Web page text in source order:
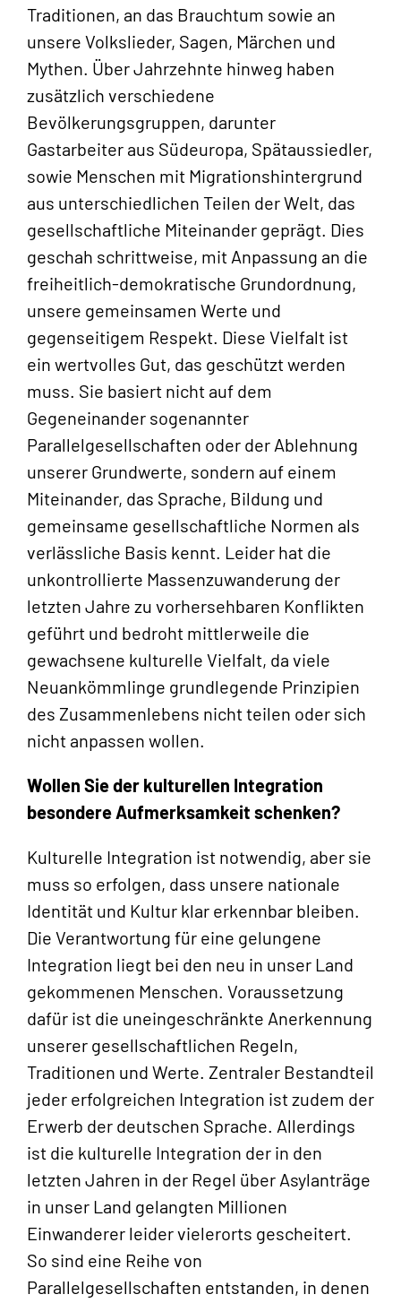
Traditionen, an das Brauchtum sowie an
unsere Volkslieder, Sagen, Märchen und
Mythen. Über Jahrzehnte hinweg haben
zusätzlich verschiedene
Bevölkerungsgruppen, darunter
Gastarbeiter aus Südeuropa, Spätaussiedler,
sowie Menschen mit Migrationshintergrund
aus unterschiedlichen Teilen der Welt, das
gesellschaftliche Miteinander geprägt. Dies
geschah schrittweise, mit Anpassung an die
freiheitlich-demokratische Grundordnung,
unsere gemeinsamen Werte und
gegenseitigem Respekt. Diese Vielfalt ist
ein wertvolles Gut, das geschützt werden
muss. Sie basiert nicht auf dem
Gegeneinander sogenannter
Parallelgesellschaften oder der Ablehnung
unserer Grundwerte, sondern auf einem
Miteinander, das Sprache, Bildung und
gemeinsame gesellschaftliche Normen als
verlässliche Basis kennt. Leider hat die
unkontrollierte Massenzuwanderung der
letzten Jahre zu vorhersehbaren Konflikten
geführt und bedroht mittlerweile die
gewachsene kulturelle Vielfalt, da viele
Neuankömmlinge grundlegende Prinzipien
des Zusammenlebens nicht teilen oder sich
nicht anpassen wollen.
Wollen Sie der kulturellen Integration
besondere Aufmerksamkeit schenken?
Kulturelle Integration ist notwendig, aber sie
muss so erfolgen, dass unsere nationale
Identität und Kultur klar erkennbar bleiben.
Die Verantwortung für eine gelungene
Integration liegt bei den neu in unser Land
gekommenen Menschen. Voraussetzung
dafür ist die uneingeschränkte Anerkennung
unserer gesellschaftlichen Regeln,
Traditionen und Werte. Zentraler Bestandteil
jeder erfolgreichen Integration ist zudem der
Erwerb der deutschen Sprache. Allerdings
ist die kulturelle Integration der in den
letzten Jahren in der Regel über Asylanträge
in unser Land gelangten Millionen
Einwanderer leider vielerorts gescheitert.
So sind eine Reihe von
Parallelgesellschaften entstanden, in denen